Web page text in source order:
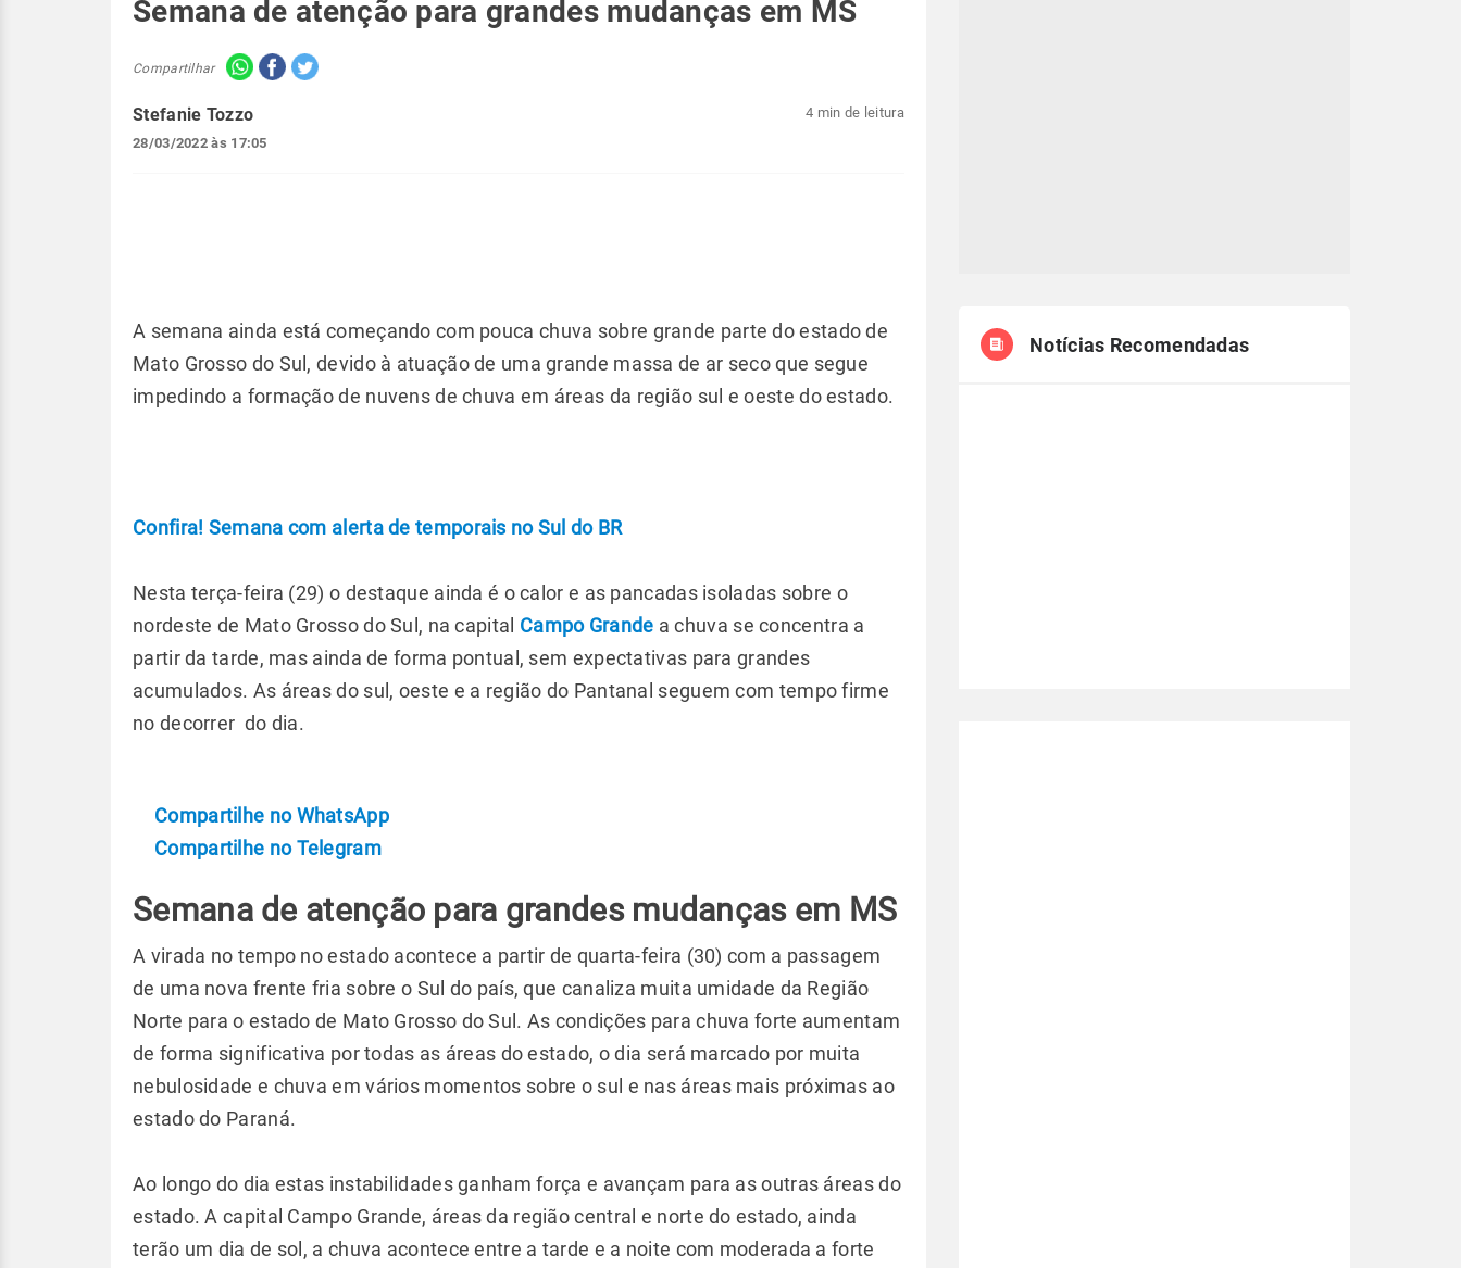
Semana de atenção para grandes mudanças em MS
Compartilhar
Stefanie Tozzo
28/03/2022 às 17:05
4 min de leitura
A semana ainda está começando com pouca chuva sobre grande parte do estado de
Mato Grosso do Sul, devido à atuação de uma grande massa de ar seco que segue
impedindo a formação de nuvens de chuva em áreas da região sul e oeste do estado.
Confira! Semana com alerta de temporais no Sul do BR
Nesta terça-feira (29) o destaque ainda é o calor e as pancadas isoladas sobre o
nordeste de Mato Grosso do Sul, na capital Campo Grande a chuva se concentra a
partir da tarde, mas ainda de forma pontual, sem expectativas para grandes
acumulados. As áreas do sul, oeste e a região do Pantanal seguem com tempo firme
no decorrer do dia.
Compartilhe no WhatsApp
Compartilhe no Telegram
Semana de atenção para grandes mudanças em MS
A virada no tempo no estado acontece a partir de quarta-feira (30) com a passagem
de uma nova frente fria sobre o Sul do país, que canaliza muita umidade da Região
Norte para o estado de Mato Grosso do Sul. As condições para chuva forte aumentam
de forma significativa por todas as áreas do estado, o dia será marcado por muita
nebulosidade e chuva em vários momentos sobre o sul e nas áreas mais próximas ao
estado do Paraná.
Ao longo do dia estas instabilidades ganham força e avançam para as outras áreas do
estado. A capital Campo Grande, áreas da região central e norte do estado, ainda
terão um dia de sol, a chuva acontece entre a tarde e a noite com moderada a forte
Notícias Recomendadas